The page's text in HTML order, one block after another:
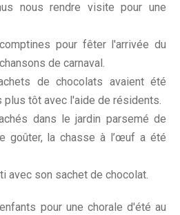
nous rendre visite pour une
pour fêter l'arrivée du
de carnaval.
de chocolats avaient été
plus tôt avec l'aide de résidents.
dans le jardin parsemé de
goûter, la chasse à l’œuf a été
avec son sachet de chocolat.
pour une chorale d'été au